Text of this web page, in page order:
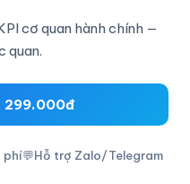
cơ quan hành chính —
quan.
299.000đ
phí💬Hỗ trợ Zalo/Telegram